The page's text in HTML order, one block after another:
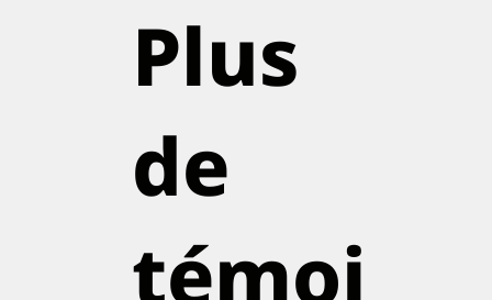
Plus
de
témoi